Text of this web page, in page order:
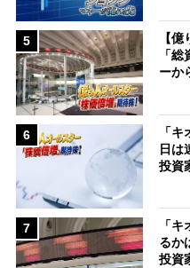
5
【
「
ーか
6
「
日は
投資
7
「
るか
投資